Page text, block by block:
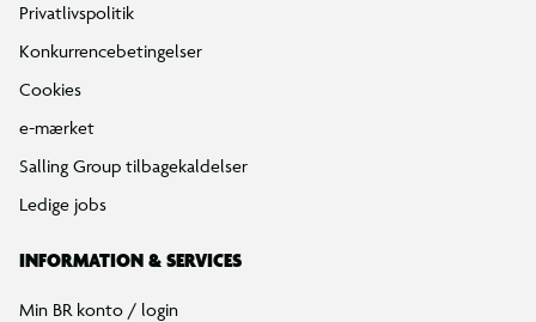
Privatlivspolitik
Konkurrencebetingelser
Cookies
e-mærket
Salling Group tilbagekaldelser
Ledige jobs
INFORMATION & SERVICES
Min BR konto / login